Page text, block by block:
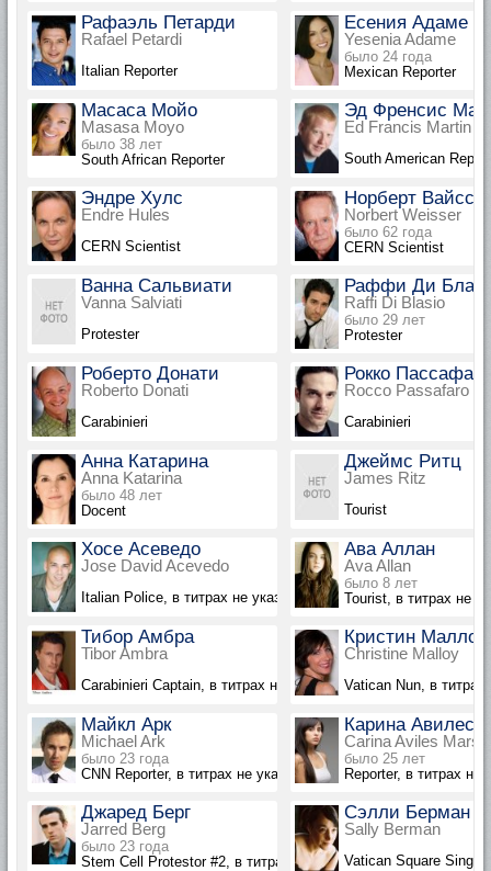
Рафаэль Петарди
Rafael Petardi
Italian Reporter
Есения Адаме
Yesenia Adame
было 24 года
Mexican Reporter
Масаса Мойо
Masasa Moyo
было 38 лет
South African Reporter
Эд Френсис
Ed Francis Martin
South American
Эндре Хулс
Endre Hules
CERN Scientist
Норберт
Norbert Weisser
было 62 года
CERN Scientist
Ванна Сальвиати
Vanna Salviati
Protester
Раффи Ди
Raffi Di Blasio
было 29 лет
Protester
Роберто Донати
Roberto Donati
Carabinieri
Рокко
Rocco Passafaro
Carabinieri
Анна Катарина
Anna Katarina
было 48 лет
Docent
Джеймс Ритц
James Ritz
Tourist
Хосе Асеведо
Jose David Acevedo
Italian Police, в титрах не указан
Ава Аллан
Ava Allan
было 8 лет
Tourist, в титрах не
Тибор Амбра
Tibor Ambra
Carabinieri Captain, в титрах не указан
Кристин Маллой
Christine Malloy
Vatican Nun, в титрах
Майкл Арк
Michael Ark
было 23 года
CNN Reporter, в титрах не указан
Карина Авилес
Carina Aviles
было 25 лет
Reporter, в титрах не
Джаред Берг
Jarred Berg
было 23 года
Stem Cell Protestor #2, в титрах не указан
Сэлли Берман
Sally Berman
Vatican Square